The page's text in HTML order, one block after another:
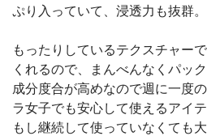
ぷり入っていて、浸透力も抜群。
もったりしているテクスチャー
くれるので、まんべんなくパッ
成分度合が高めなので週に一度
ラ女子でも安心して使えるアイテ
もし継続して使っていなくても